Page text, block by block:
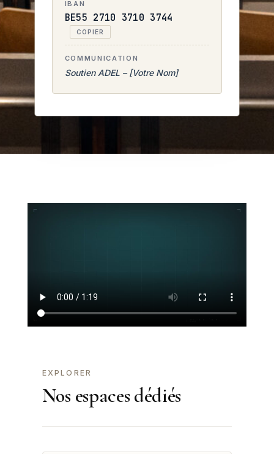
IBAN
BE55 2710 3710 3744
COPIER
COMMUNICATION
Soutien ADEL – [Votre Nom]
EXPLORER
Nos espaces dédiés